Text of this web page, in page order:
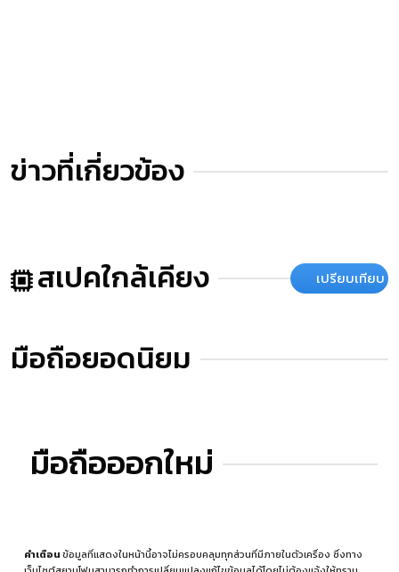
ข่าวที่เกี่ยวข้อง
สเปคใกล้เคียง เปรียบเทียบ
มือถือยอดนิยม
มือถือออกใหม่
คำเตือนข้อมูลที่แสดงในหน้านี้อาจไม่ครอบคลุมทุกส่วนที่มีภายในตัวเครื่อง ซึ่งทาง